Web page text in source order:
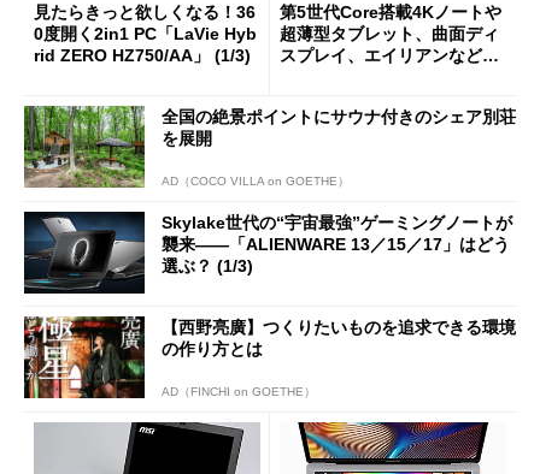
見たらきっと欲しくなる！36
0度開く2in1 PC「LaVie Hyb
rid ZERO HZ750/AA」 (1/3)
第5世代Core搭載4Kノートや
超薄型タブレット、曲面ディ
スプレイ、エイリアンなど、
全国の絶景ポイントにサウナ付きのシェア別荘
を展開
AD（COCO VILLA on GOETHE）
Skylake世代の“宇宙最強”ゲーミングノートが
襲来――「ALIENWARE 13／15／17」はどう
選ぶ？ (1/3)
【西野亮廣】つくりたいものを追求できる環境
の作り方とは
AD（FINCHI on GOETHE）